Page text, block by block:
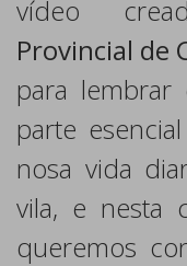
vídeo
Provincial de
para
parte
nosa vida
vila, e nesta
queremos